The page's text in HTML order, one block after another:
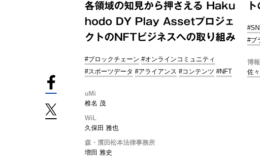
各領域の知見から押さえる Haku
hodo DY Play Assetプロジェ
クトのNFTビジネスへの取り組み
#ブロックチェーン #オンラインコミュニティ
#スポーツデータ #アライアンス #コンテンツ #NFT
uMi
椎名 茂
WiL
久保田 雅也
森・濱田松本法律事務所
増田 雅史
#ブ
博
佐